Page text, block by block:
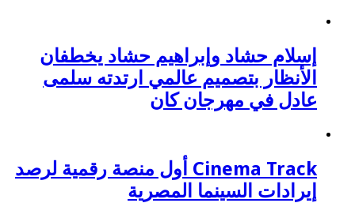
إسلام حشاد وإبراهيم حشاد يخطفان
الأنظار بتصميم عالمي ارتدته سلمى
عادل في مهرجان كان
Cinema Track أول منصة رقمية لرصد
إيرادات السينما المصرية